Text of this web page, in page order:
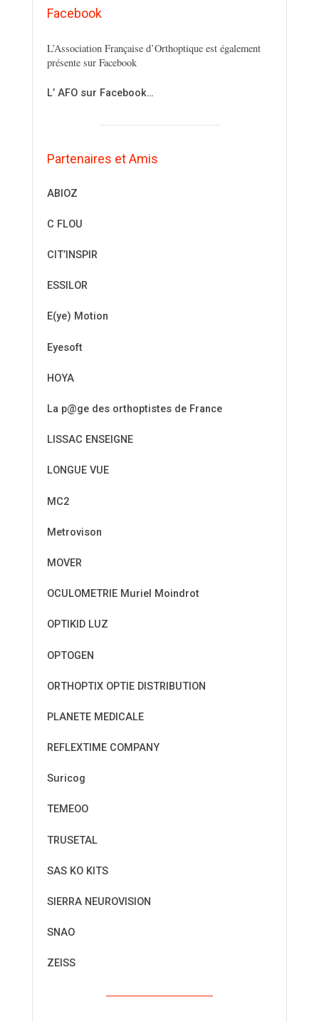
Facebook
L’Association Française d’Orthoptique est également
présente sur Facebook
L’ AFO sur Facebook…
Partenaires et Amis
ABIOZ
C FLOU
CIT’INSPIR
ESSILOR
E(ye) Motion
Eyesoft
HOYA
La p@ge des orthoptistes de France
LISSAC ENSEIGNE
LONGUE VUE
MC2
Metrovison
MOVER
OCULOMETRIE Muriel Moindrot
OPTIKID LUZ
OPTOGEN
ORTHOPTIX OPTIE DISTRIBUTION
PLANETE MEDICALE
REFLEXTIME COMPANY
Suricog
TEMEOO
TRUSETAL
SAS KO KITS
SIERRA NEUROVISION
SNAO
ZEISS